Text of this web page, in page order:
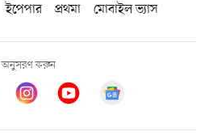
ইপেপার প্রথমা মোবাইল ভ্যাস
অনুসরণ করুন